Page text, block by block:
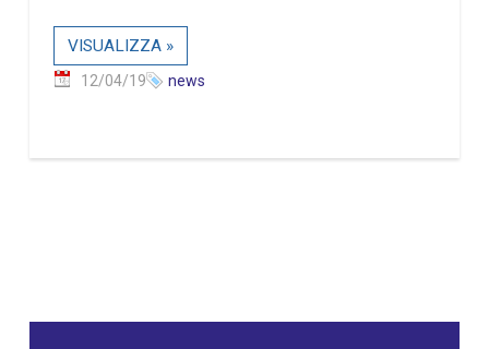
VISUALIZZA »
12/04/19 news